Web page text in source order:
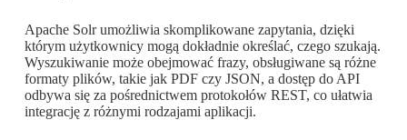
Apache Solr umożliwia skomplikowane zapytania, dzięki
którym użytkownicy mogą dokładnie określać, czego szukają.
Wyszukiwanie może obejmować frazy, obsługiwane są różne
formaty plików, takie jak PDF czy JSON, a dostęp do API
odbywa się za pośrednictwem protokołów REST, co ułatwia
integrację z różnymi rodzajami aplikacji.